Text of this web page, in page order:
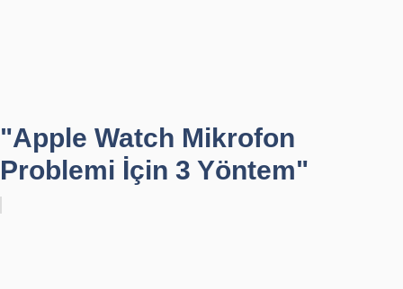
"Apple Watch Mikrofon
Problemi İçin 3 Yöntem"